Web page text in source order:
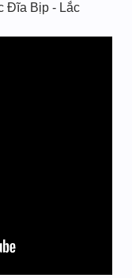
Đĩa Bịp - Lắc